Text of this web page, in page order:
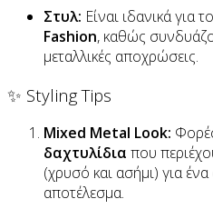
Στυλ: Είναι ιδανικά για
Fashion, καθώς
μεταλλικές αποχρώσεις.
✨ Styling Tips
Mixed Metal Look:
δαχτυλίδια που
(χρυσό και ασήμι) για
αποτέλεσμα.